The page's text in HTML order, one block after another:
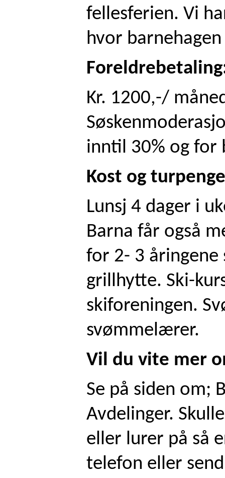
fellesferien. Vi
hvor
Kr. 1200,-/
inntil 30% og for
Kost og
Lunsj 4 dager i
Barna får også
for 2- 3
grillhytte. Ski-
skiforeningen.
svømmelærer.
Vil du vite mer
Se på siden om;
Avdelinger.
eller lurer på så
telefon eller